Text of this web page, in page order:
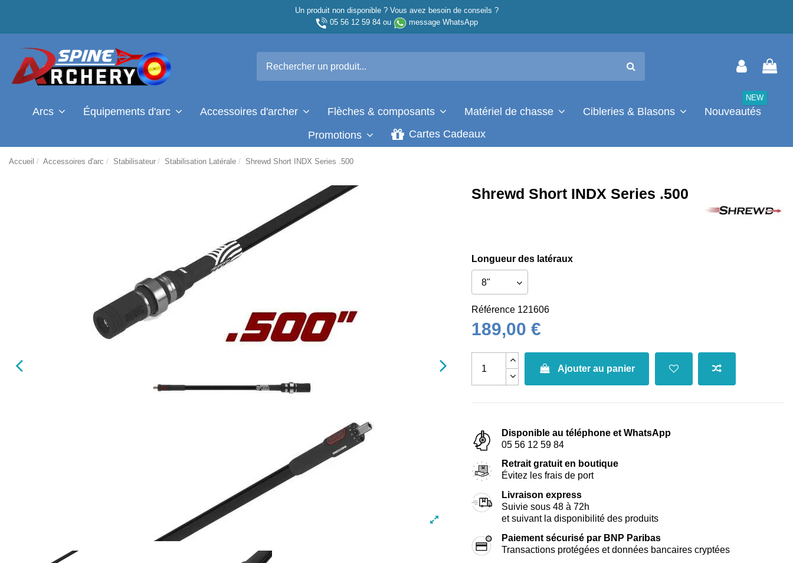
Un produit non disponible ? Vous avez besoin de conseils ?
05 56 12 59 84ou message WhatsApp
Arcs Équipements d'arc Accessoires d'archer Flèches & composants Matériel de chasse Cibleries & Blasons Nouveautés
NEW
Promotions Cartes Cadeaux
Accueil Accessoires d'arc Stabilisateur Stabilisation Latérale Shrewd Short INDX Series .500
Shrewd Short INDX Series .500
Longueur des latéraux
Référence 121606
189,00 €
Ajouter au panier
Disponible au téléphone et WhatsApp
05 56 12 59 84
Retrait gratuit en boutique
Évitez les frais de port
Livraison express
Suivie sous 48 à 72h
et suivant la disponibilité des produits
Paiement sécurisé par BNP Paribas
Transactions protégées et données bancaires cryptées